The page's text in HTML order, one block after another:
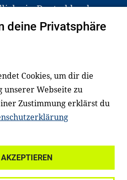
in Deutschland
dabei.
Erzieher*innen,
Dafür arbeiten wir eng
Unternehmen
zusammen.
deine Privatsphäre
Cookies, um dir die
unserer Webseite zu
Zustimmung erklärst du